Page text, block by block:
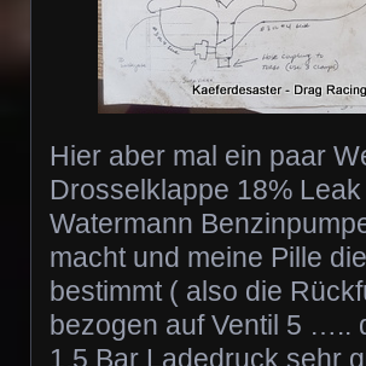
Hier aber mal ein paar
Drosselklappe 18%
Watermann
macht und meine Pille
bestimmt ( also die
bezogen auf Ventil 5 …..
1,5 Bar Ladedruck sehr